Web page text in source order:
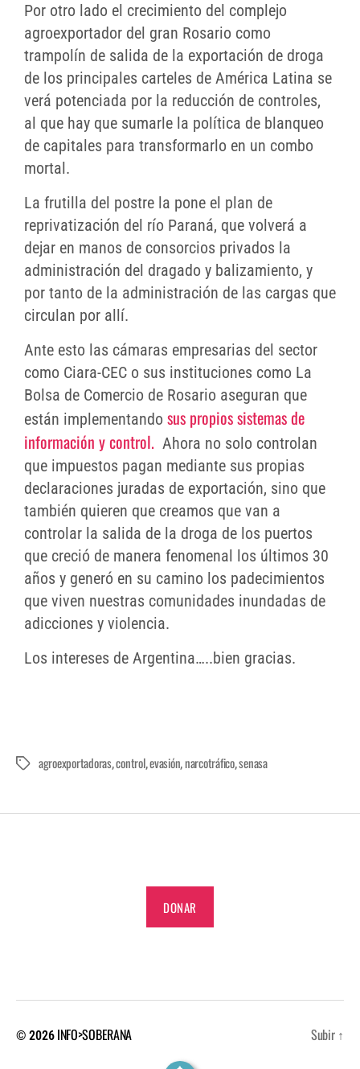
Por otro lado el crecimiento del complejo
agroexportador del gran Rosario como
trampolín de salida de la exportación de droga
de los principales carteles de América Latina se
verá potenciada por la reducción de controles,
al que hay que sumarle la política de blanqueo
de capitales para transformarlo en un combo
mortal.
La frutilla del postre la pone el plan de
reprivatización del río Paraná, que volverá a
dejar en manos de consorcios privados la
administración del dragado y balizamiento, y
por tanto de la administración de las cargas que
circulan por allí.
Ante esto las cámaras empresarias del sector
como Ciara-CEC o sus instituciones como La
Bolsa de Comercio de Rosario aseguran que
están implementando sus propios sistemas de
información y control. Ahora no solo controlan
que impuestos pagan mediante sus propias
declaraciones juradas de exportación, sino que
también quieren que creamos que van a
controlar la salida de la droga de los puertos
que creció de manera fenomenal los últimos 30
años y generó en su camino los padecimientos
que viven nuestras comunidades inundadas de
adicciones y violencia.
Los intereses de Argentina…..bien gracias.
agroexportadoras,control,evasión,narcotráfico,senasa
DONAR
© 2026 INFO>SOBERANA Subir ↑